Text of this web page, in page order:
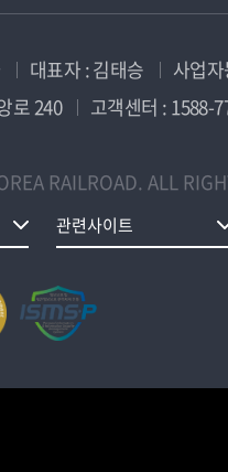
대표자 : 김태승 사업
로 240
고객센터 : 1588-
RAILROAD. ALL
관련사이트